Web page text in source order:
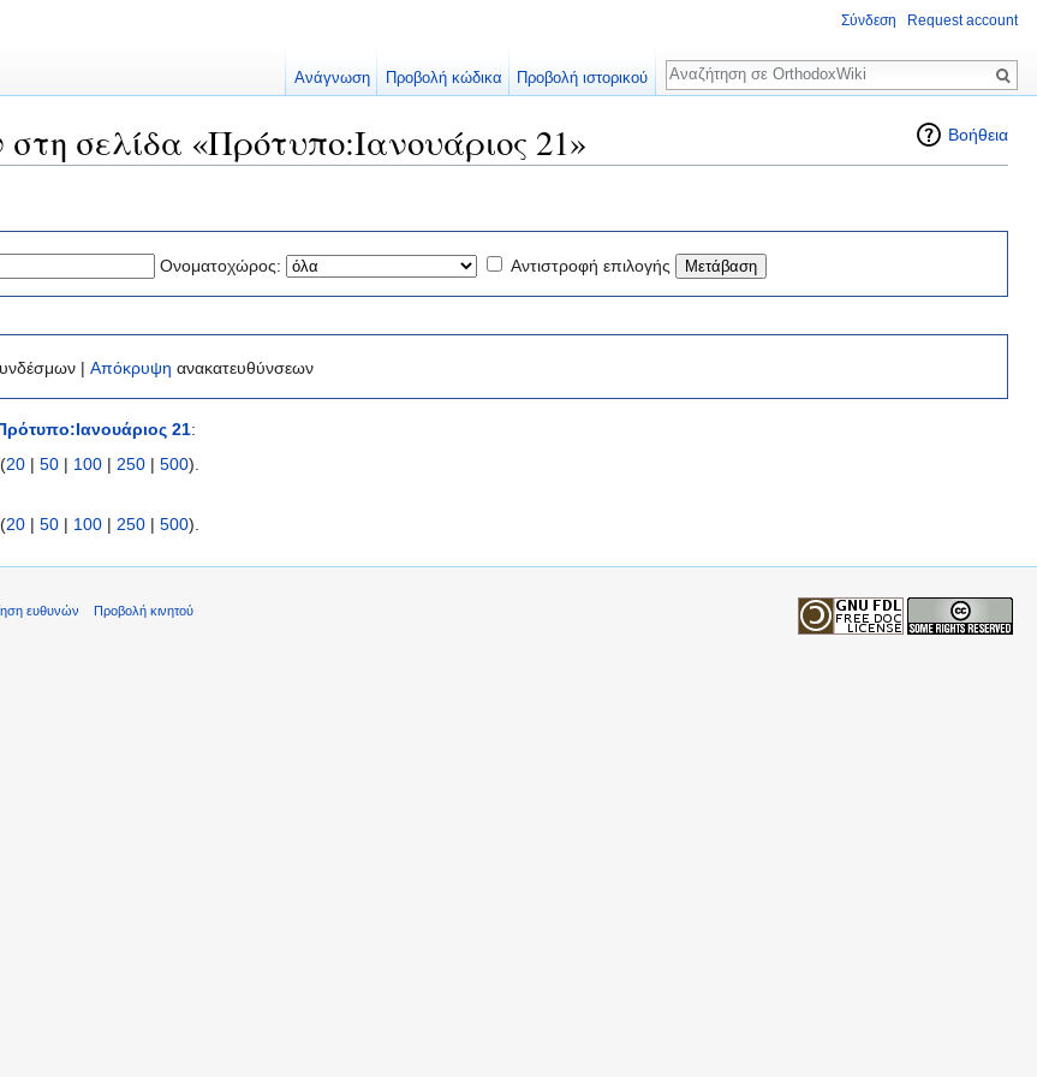
Βοήθεια
σελίδα «Πρότυπο:Ιανουάριος 21»
Ονοματοχώρος: Αντιστροφή επιλογής
| Απόκρυψη ανακατευθύνσεων
21:
20 | 50 | 100 | 250 | 500).
20 | 50 | 100 | 250 | 500).
Σύνδεση Request account
Ανάγνωση Προβολή κώδικα Προβολή ιστορικού
Αναζήτηση
ευθυνών Προβολή κινητού